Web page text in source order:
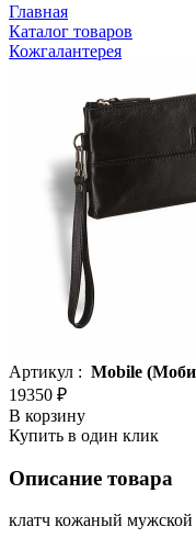
Главная
Каталог товаров
Кожгалантерея
Артикул : Mobile
19350 ₽
В корзину
Купить в один клик
Описание товара
клатч кожаный